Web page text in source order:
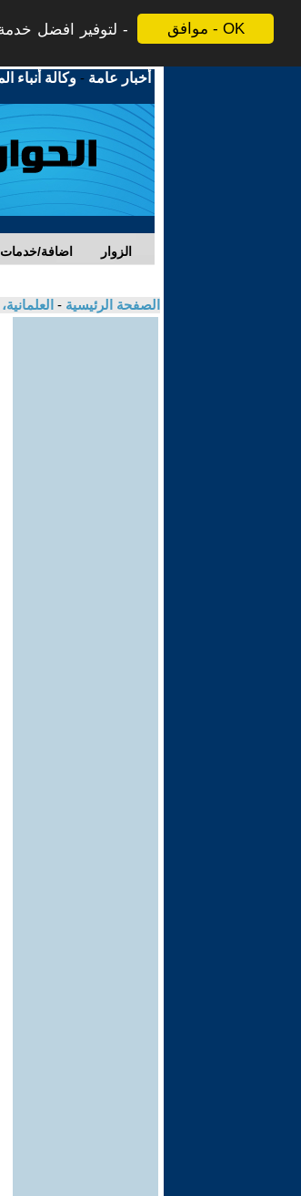
موافق - OK
لتوفير افضل
أخبار عامة -وكالة أنباء
اضافة/خدمات الزوار
الصفحة الرئيسية -